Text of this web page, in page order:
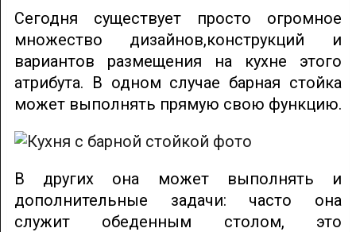
Сегодня существует просто огромное
множество дизайнов,конструкций и
вариантов размещения на кухне этого
атрибута. В одном случае барная стойка
может выполнять прямую свою функцию.
В других она может выполнять и
дополнительные задачи: часто она
служит обеденным столом, это